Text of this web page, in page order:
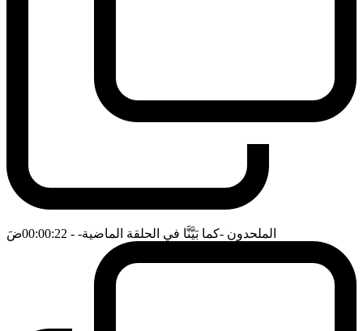
الملحدون -كما بَيَّنَّا في الحلقة الماضية- - 00:00:22 ضَ